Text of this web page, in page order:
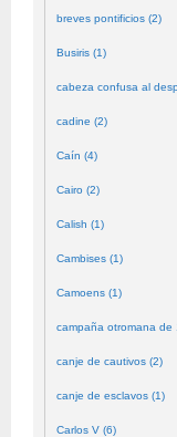
breves pontificios (2)
Busiris (1)
cabeza confusa al
cadine (2)
Caín (4)
Cairo (2)
Calish (1)
Cambises (1)
Camoens (1)
campaña otromana de
canje de cautivos (2)
canje de esclavos (1)
Carlos V (6)